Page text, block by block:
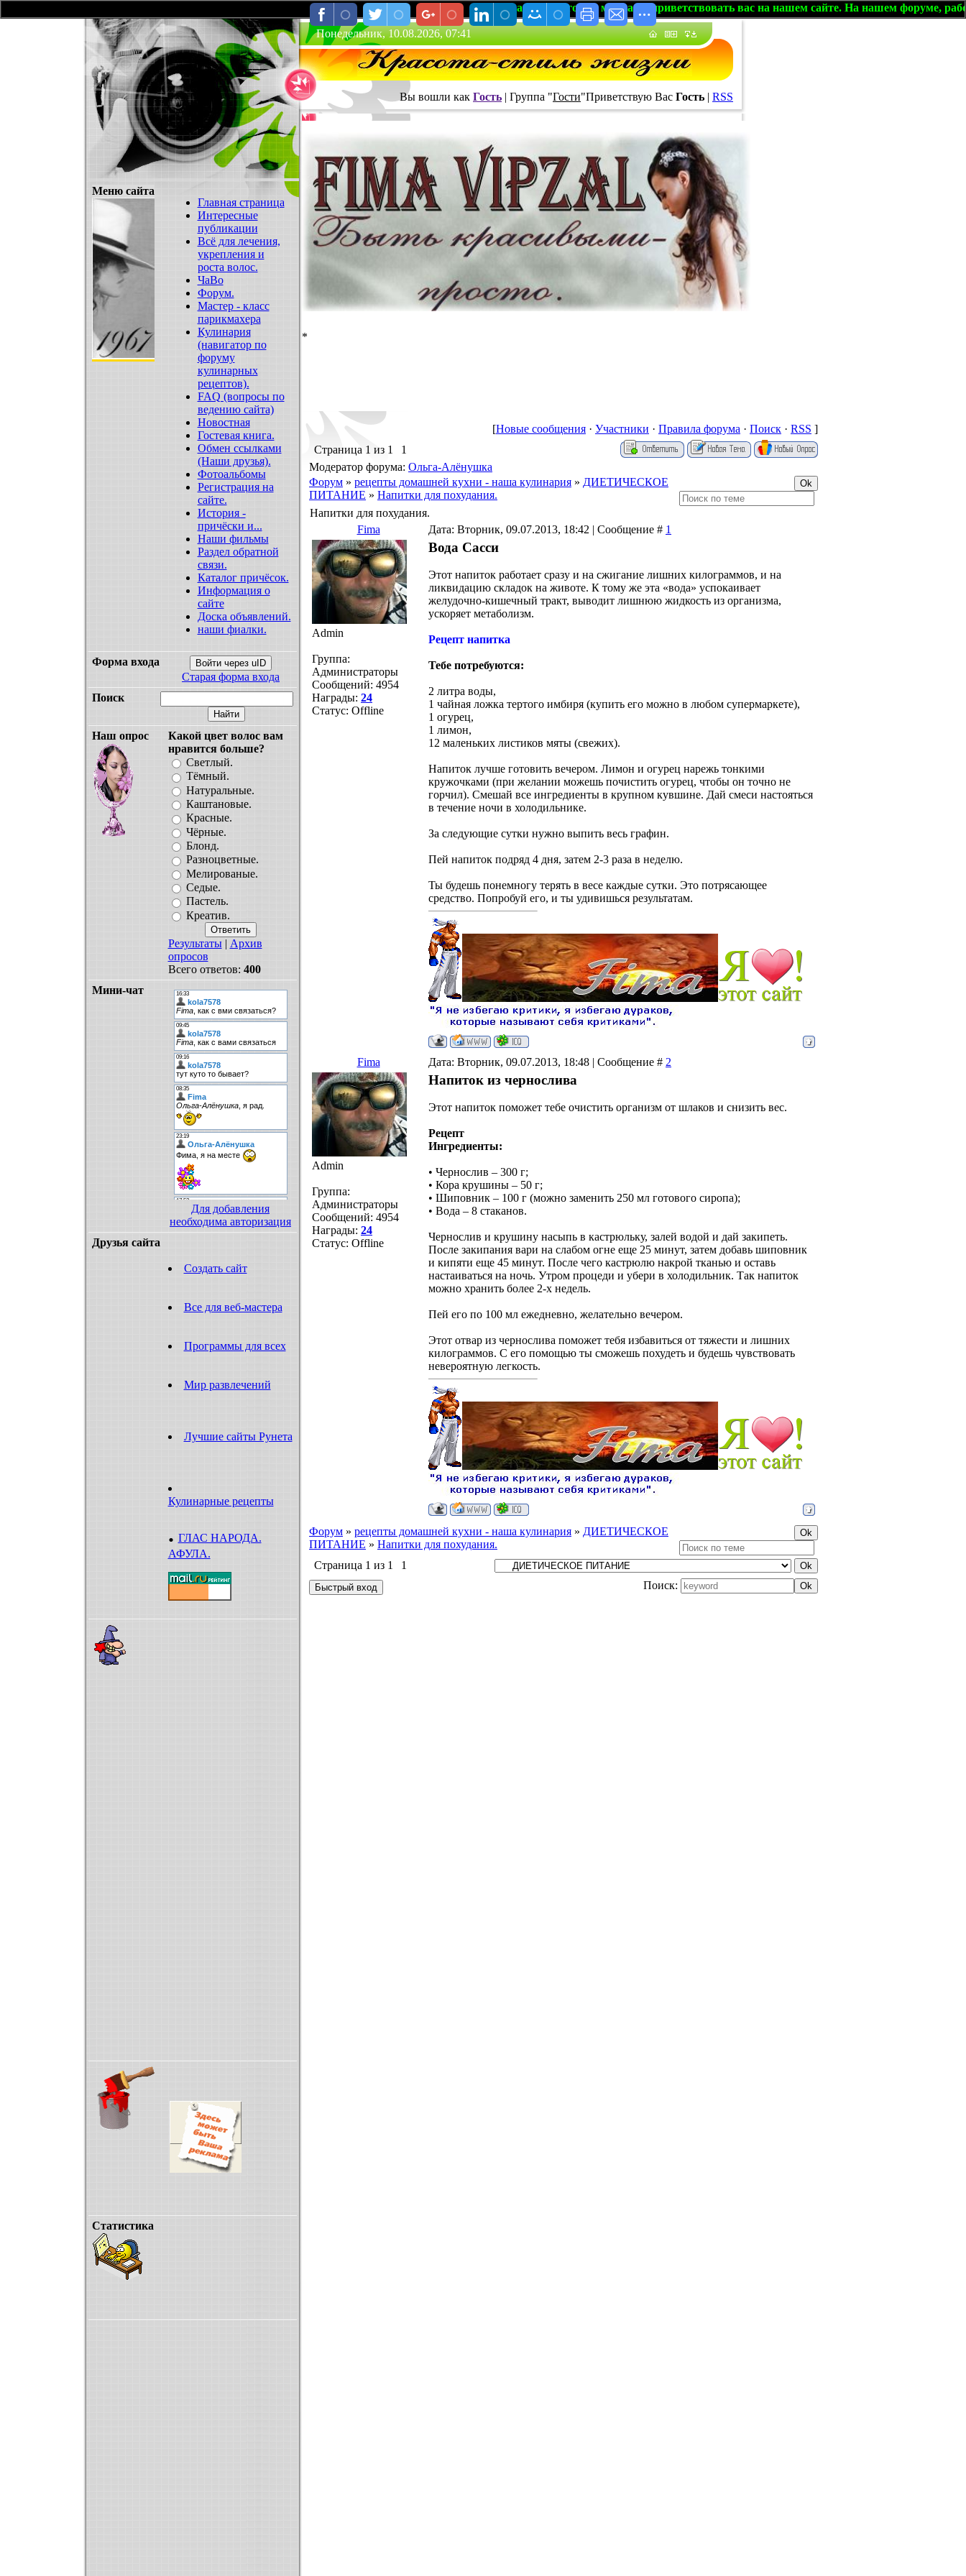
Уважаемые гости, мы рады приветствовать вас на нашем сайте. На нашем форуме, работают
Меню сайта
Главная страница
Интересные
публикации
Всё для лечения,
укрепления и
роста волос.
ЧаВо
Форум.
Мастер - класс
парикмахера
Кулинария
(навигатор по
форуму
кулинарных
рецептов).
FAQ (вопросы по
ведению сайта)
Новостная
Гостевая книга.
Обмен ссылками
(Наши друзья).
Фотоальбомы
Регистрация на
сайте.
История -
причёски и...
Наши фильмы
Раздел обратной
связи.
Каталог причёсок.
Информация о
сайте
Доска объявлений.
наши фиалки.
Форма входа Войти через uID
Старая форма входа
Поиск
Наш опрос
Какой цвет волос вам
нравится больше?
Светлый.
Тёмный.
Натуральные.
Каштановые.
Красные.
Чёрные.
Блонд.
Разноцветные.
Мелированые.
Седые.
Пастель.
Креатив.
Результаты| Архив
опросов
Всего ответов: 400
Мини-чат
Для добавления
необходима авторизация
Друзья сайта
Создать сайт
Все для веб-мастера
Программы для всех
Мир развлечений
Лучшие сайты Рунета
Кулинарные рецепты
. ГЛАС НАРОДА.
АФУЛА.
Статистика
Понедельник, 10.08.2026, 07:41
Вы вошли как Гость | Группа "Гости"Приветствую Вас Гость | RSS
*
[Новые сообщения · Участники · Правила форума · Поиск · RSS ]
Страница 1 из 1
1
Модератор форума: Ольга-Алёнушка
Форум » рецепты домашней кухни - наша кулинария » ДИЕТИЧЕСКОЕ
ПИТАНИЕ » Напитки для похудания.
Напитки для похудания.
Fima
Дата: Вторник, 09.07.2013, 18:42 | Сообщение # 1
Admin
Группа:
Администраторы
Сообщений: 4954
Награды: 24
Статус: Offline
Вода Сасси
Этот напиток работает сразу и на сжигание лишних килограммов, и на
ликвидацию складок на животе. К тому же эта «вода» успокаивает
желудочно-кишечный тракт, выводит лишнюю жидкость из организма,
ускоряет метаболизм.
Рецепт напитка
Тебе потребуются:
2 литра воды,
1 чайная ложка тертого имбиря (купить его можно в любом супермаркете),
1 огурец,
1 лимон,
12 маленьких листиков мяты (свежих).
Напиток лучше готовить вечером. Лимон и огурец нарежь тонкими
кружочками (при желании можешь почистить огурец, чтобы он точно не
горчил). Смешай все ингредиенты в крупном кувшине. Дай смеси настояться
в течение ночи в холодильнике.
За следующие сутки нужно выпить весь графин.
Пей напиток подряд 4 дня, затем 2-3 раза в неделю.
Ты будешь понемногу терять в весе каждые сутки. Это потрясающее
средство. Попробуй его, и ты удивишься результатам.
Fima Дата: Вторник, 09.07.2013, 18:48 | Сообщение # 2
Admin
Группа:
Администраторы
Сообщений: 4954
Награды: 24
Статус: Offline
Напиток из чернослива
Этот напиток поможет тебе очистить организм от шлаков и снизить вес.
Рецепт
Ингредиенты:
• Чернослив – 300 г;
• Кора крушины – 50 г;
• Шиповник – 100 г (можно заменить 250 мл готового сиропа);
• Вода – 8 стаканов.
Чернослив и крушину насыпь в кастрюльку, залей водой и дай закипеть.
После закипания вари на слабом огне еще 25 минут, затем добавь шиповник
и кипяти еще 45 минут. После чего кастрюлю накрой тканью и оставь
настаиваться на ночь. Утром процеди и убери в холодильник. Так напиток
можно хранить более 2-х недель.
Пей его по 100 мл ежедневно, желательно вечером.
Этот отвар из чернослива поможет тебя избавиться от тяжести и лишних
килограммов. С его помощью ты сможешь похудеть и будешь чувствовать
невероятную легкость.
Форум » рецепты домашней кухни - наша кулинария » ДИЕТИЧЕСКОЕ
ПИТАНИЕ » Напитки для похудания.
Страница 1 из 1
1
Поиск: